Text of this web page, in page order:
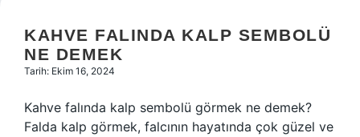
KAHVE FALINDA KALP SEMBOLÜ
NE DEMEK
Tarih: Ekim 16, 2024
Kahve falında kalp sembolü görmek ne demek?
Falda kalp görmek, falcının hayatında çok güzel ve